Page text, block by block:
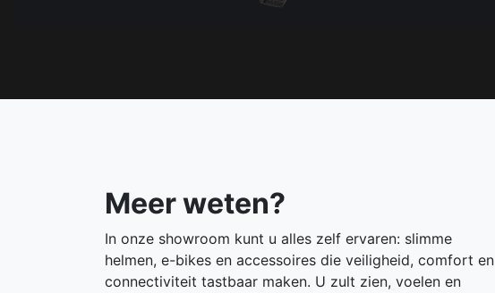
Meer weten?
In onze showroom kunt u alles zelf ervaren: slimme
helmen, e-bikes en accessoires die veiligheid, comfort en
connectiviteit tastbaar maken. U zult zien, voelen en